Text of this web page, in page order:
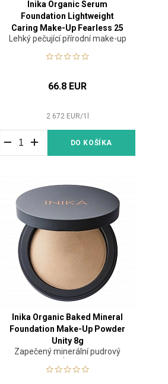
Inika Organic Serum
Foundation Lightweight
Caring Make-Up Fearless 25
ml
Lehký pečující přírodní make-up
66.8 EUR
2 672 EUR/1
DO KOŠÍKA
Inika Organic Baked Mineral
Foundation Make-Up Powder
Unity 8g
Zapečený minerální pudrový
make-up